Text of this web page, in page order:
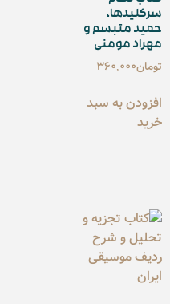
سرکلید‌ها،
حمید متبسم و
مهراد مومنی
تومان360,000
افزودن به سبد
خرید